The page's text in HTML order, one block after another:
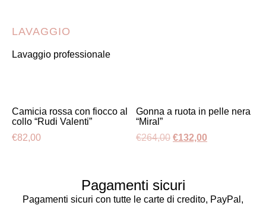
LAVAGGIO
Lavaggio professionale
Camicia rossa con fiocco al
collo “Rudi Valenti”
€82,00
Gonna a ruota in pelle nera
“Miral”
€264,00 €132,00
Pagamenti sicuri
Pagamenti sicuri con tutte le carte di credito, PayPal,